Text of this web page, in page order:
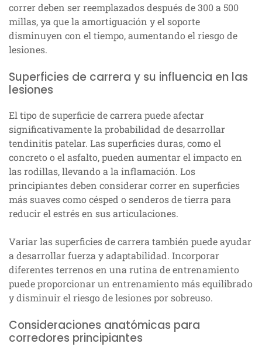
correr deben ser reemplazados después de 300 a 500
millas, ya que la amortiguación y el soporte
disminuyen con el tiempo, aumentando el riesgo de
lesiones.
Superficies de carrera y su influencia en las
lesiones
El tipo de superficie de carrera puede afectar
significativamente la probabilidad de desarrollar
tendinitis patelar. Las superficies duras, como el
concreto o el asfalto, pueden aumentar el impacto en
las rodillas, llevando a la inflamación. Los
principiantes deben considerar correr en superficies
más suaves como césped o senderos de tierra para
reducir el estrés en sus articulaciones.
Variar las superficies de carrera también puede ayudar
a desarrollar fuerza y adaptabilidad. Incorporar
diferentes terrenos en una rutina de entrenamiento
puede proporcionar un entrenamiento más equilibrado
y disminuir el riesgo de lesiones por sobreuso.
Consideraciones anatómicas para
corredores principiantes